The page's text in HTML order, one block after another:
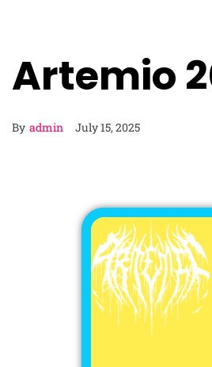
Artemio
By admin July 15, 2025